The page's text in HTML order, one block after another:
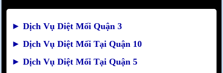
► Dịch Vụ Diệt Mối Quận 3
► Dịch Vụ Diệt Mối Tại Quận 10
► Dịch Vụ Diệt Mối Tại Quận 5